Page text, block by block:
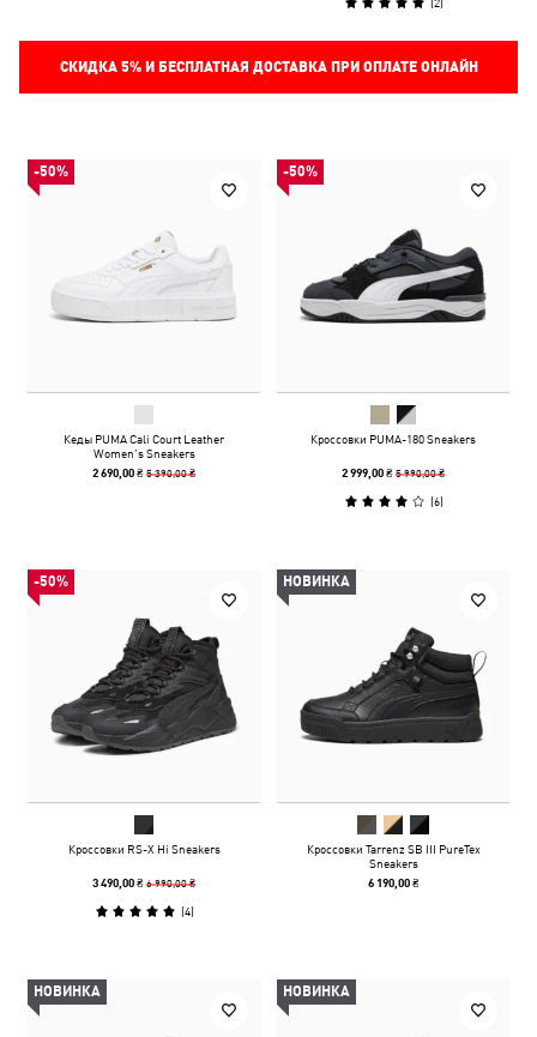
СКИДКА 5%И БЕСПЛАТНАЯ ДОСТАВКА ПРИ ОПЛАТЕ ОНЛАЙН
-50%
Кеды PUMA Cali Court Leather
Women’s Sneakers
2 690,00 ₴5 390,00 ₴
-50%
Кроссовки PUMA-180 Sneakers
2 999,00 ₴5 990,00 ₴
(6)
-50%
Кроссовки RS-X Hi Sneakers
3 490,00 ₴6 990,00 ₴
(4)
НОВИНКА
Кроссовки Tarrenz SB III PureTex
Sneakers
6 190,00 ₴
НОВИНКА НОВИНКА